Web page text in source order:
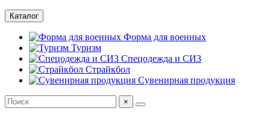
Каталог
Форма для военных
Туризм
Спецодежда и СИЗ
Страйкбол
Сувенирная продукция
×